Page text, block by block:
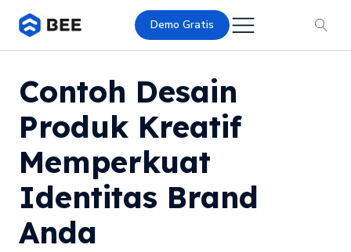
Demo Gratis
Contoh Desain
Produk Kreatif
Memperkuat
Identitas Brand
Anda